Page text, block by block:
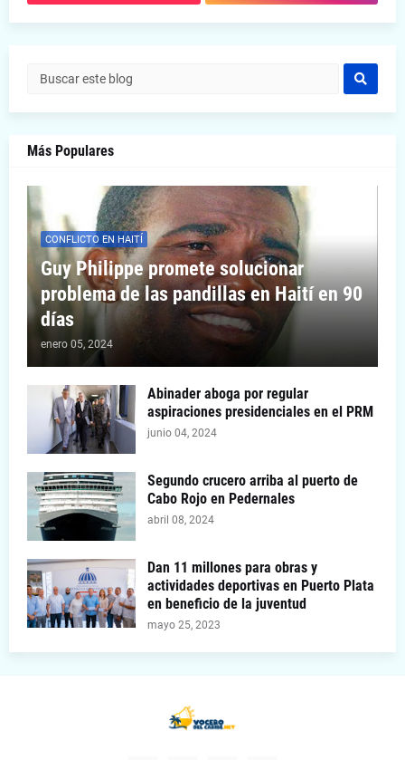
Más Populares
CONFLICTO EN HAITÍ
Guy Philippe promete solucionar
problema de las pandillas en Haití en 90
días
enero 05, 2024
Abinader aboga por regular
aspiraciones presidenciales en el PRM
junio 04, 2024
Segundo crucero arriba al puerto de
Cabo Rojo en Pedernales
abril 08, 2024
Dan 11 millones para obras y
actividades deportivas en Puerto Plata
en beneficio de la juventud
mayo 25, 2023